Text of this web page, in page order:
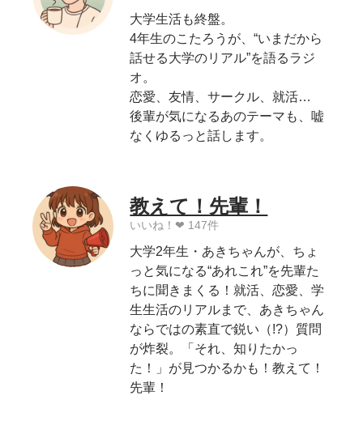
大学生活も終盤。
4年生のこたろうが、“いまだから
話せる大学のリアル”を語るラジ
オ。
恋愛、友情、サークル、就活…
後輩が気になるあのテーマも、嘘
なくゆるっと話します。
教えて！先輩！
いいね！❤︎ 147件
大学2年生・あきちゃんが、ちょ
っと気になる“あれこれ”を先輩た
ちに聞きまくる！就活、恋愛、学
生生活のリアルまで、あきちゃん
ならではの素直で鋭い（!?）質問
が炸裂。「それ、知りたかっ
た！」が見つかるかも！教えて！
先輩！